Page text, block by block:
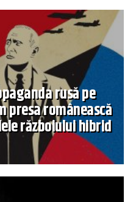
rusă pe
presa românească
războiului hibrid